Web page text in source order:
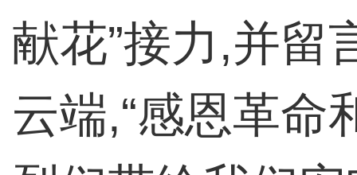
献花”接力,并留
云端,“感恩革命